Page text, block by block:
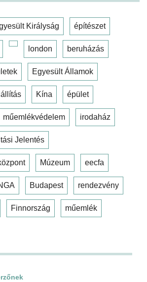
Királyság építészet
london beruházás
Egyesült Államok
Kína épület
műemlékvédelem irodaház
Jelentés
Múzeum eecfa
Budapest rendezvény
Finnország műemlék